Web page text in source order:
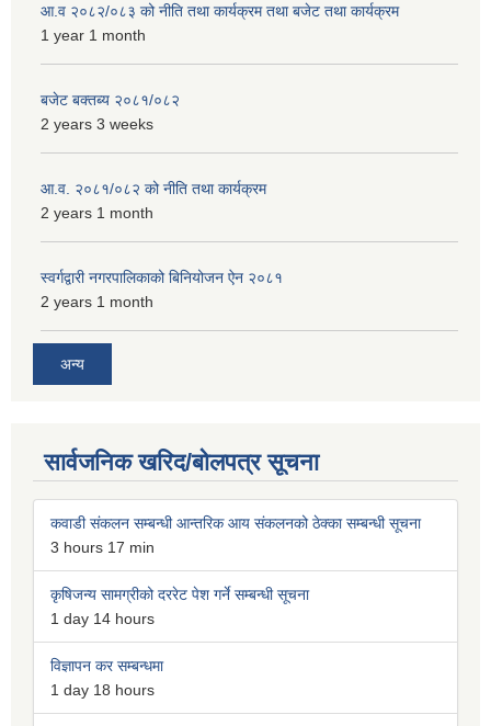
आ.व २०८२/०८३ को नीति तथा कार्यक्रम तथा बजेट तथा कार्यक्रम
1 year 1 month
बजेट बक्तब्य २०८१/०८२
2 years 3 weeks
आ.व. २०८१/०८२ को नीति तथा कार्यक्रम
2 years 1 month
स्वर्गद्वारी नगरपालिकाको बिनियोजन ऐन २०८१
2 years 1 month
अन्य
सार्वजनिक खरिद/बोलपत्र सूचना
कवाडी संकलन सम्बन्धी आन्तरिक आय संकलनको ठेक्का सम्बन्धी सूचना
3 hours 17 min
कृषिजन्य सामग्रीको दररेट पेश गर्ने सम्बन्धी सूचना
1 day 14 hours
विज्ञापन कर सम्बन्धमा
1 day 18 hours